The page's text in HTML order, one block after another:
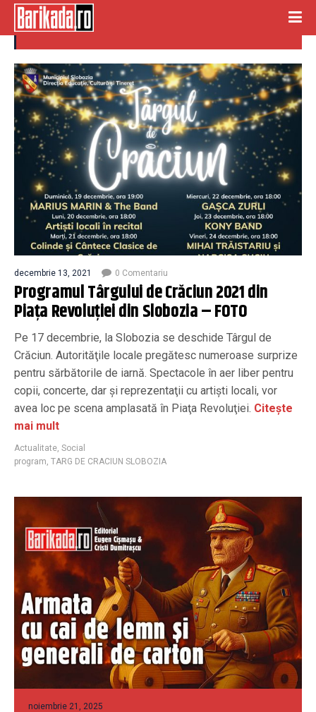
TARG DE CRACIUN SLOBOZIA
decembrie 13, 2021 0 Comentariu
Programul Târgului de Crăciun 2021 din
Piața Revoluției din Slobozia – FOTO
Pe 17 decembrie, la Slobozia se deschide Târgul de
Crăciun. Autorităţile locale pregătesc numeroase surprize
pentru sărbătorile de iarnă. Spectacole în aer liber pentru
copii, concerte, dar şi reprezentaţii cu artişti locali, vor
avea loc pe scena amplasată în Piaţa Revoluţiei. Citește
mai mult
Actualitate, Social
program, TARG DE CRACIUN SLOBOZIA
noiembrie 21, 2025